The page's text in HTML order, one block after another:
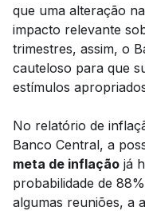
que uma alteração
impacto relevante
trimestres, assim, o
cauteloso para que
estímulos
No relatório de
Banco Central, a
meta de inflação já
probabilidade de
algumas reuniões, a